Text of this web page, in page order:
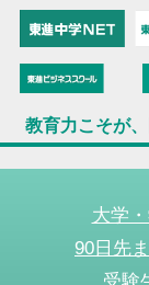
教育力こそが、
大学
90日先